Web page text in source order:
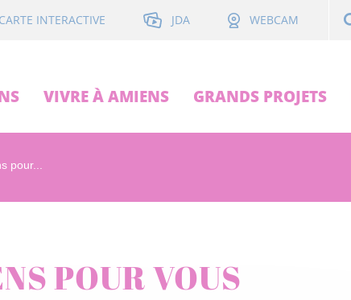
CARTE INTERACTIVE JDA WEBCAM
VIVRE À AMIENS GRANDS PROJETS
pour...
POUR VOUS